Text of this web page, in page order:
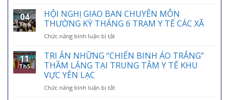
TẾ
VIỆT
01/7:
HIỂM
Y
ĐIỂM
DẪN
TÍCH
HỢP
THẺ
HIỂM
Y
ỨNG
04
Th6
HỘI NGHỊ GIAO BAN CHUYÊN MÔN
THƯỜNG KỲ THÁNG 6 TRẠM Y TẾ CÁC XÃ
Chức năng bình luận bị tắtở
NGHỊ
GIAO
BAN
MÔN
11
Th5
TRI ÂN NHỮNG “CHIẾN BINH ÁO TRẮNG”
THẦM LẶNG TẠI TRUNG TÂM Y TẾ KHU
VỰC YÊN LẠC
Chức năng bình luận bị tắtở